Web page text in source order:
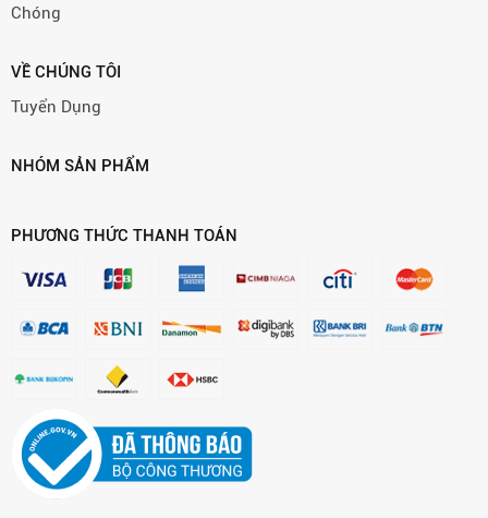
Chóng
VỀ CHÚNG TÔI
Tuyển Dụng
NHÓM SẢN PHẨM
PHƯƠNG THỨC THANH TOÁN